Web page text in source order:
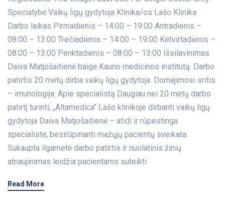
Specialybė Vaikų ligų gydytoja Klinika/os Lašo Klinika
Darbo laikas Pirmadienis – 14:00 – 19:00 Antradienis –
08:00 – 13:00 Trečiadienis – 14:00 – 19:00 Ketvirtadienis –
08:00 – 13:00 Penktadienis – 08:00 – 13:00 Išsilavinimas
Daiva Matjošaitienė baigė Kauno medicinos institutą. Darbo
patirtis 20 metų dirba vaikų ligų gydytoja. Domėjimosi sritis
– imunologija. Apie specialistą Daugiau nei 20 metų darbo
patirtį turinti, „Altamedica“ Lašo klinikoje dirbanti vaikų ligų
gydytoja Daiva Matjošaitienė – atidi ir rūpestinga
specialistė, besirūpinanti mažųjų pacientų sveikata.
Sukaupta ilgametė darbo patirtis ir nuolatinis žinių
atnaujinimas leidžia pacientams suteikti
Read More